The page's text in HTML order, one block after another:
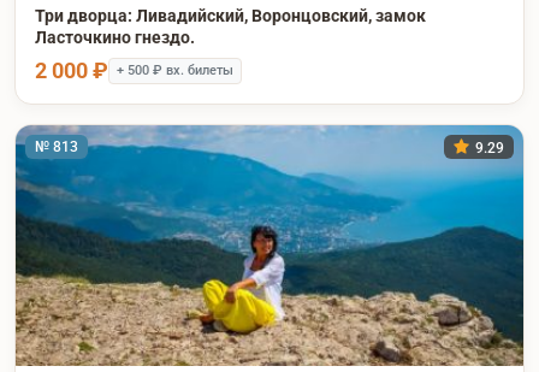
Три дворца: Ливадийский, Воронцовский, замок
Ласточкино гнездо.
2 000 ₽ + 500 ₽ вх. билеты
№ 813 9.29